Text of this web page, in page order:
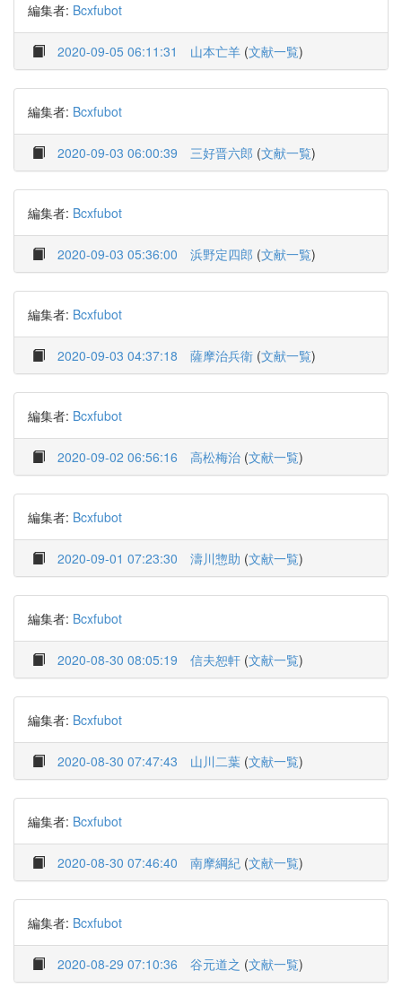
編集者: Bcxfubot
2020-09-05 06:11:31 山本亡羊 (文献一覧)
編集者: Bcxfubot
2020-09-03 06:00:39 三好晋六郎 (文献一覧)
編集者: Bcxfubot
2020-09-03 05:36:00 浜野定四郎 (文献一覧)
編集者: Bcxfubot
2020-09-03 04:37:18 薩摩治兵衛 (文献一覧)
編集者: Bcxfubot
2020-09-02 06:56:16 高松梅治 (文献一覧)
編集者: Bcxfubot
2020-09-01 07:23:30 濤川惣助 (文献一覧)
編集者: Bcxfubot
2020-08-30 08:05:19 信夫恕軒 (文献一覧)
編集者: Bcxfubot
2020-08-30 07:47:43 山川二葉 (文献一覧)
編集者: Bcxfubot
2020-08-30 07:46:40 南摩綱紀 (文献一覧)
編集者: Bcxfubot
2020-08-29 07:10:36 谷元道之 (文献一覧)